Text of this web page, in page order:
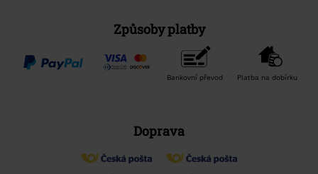
Způsoby platby
Bankovní převod Platba na dobírku
Doprava